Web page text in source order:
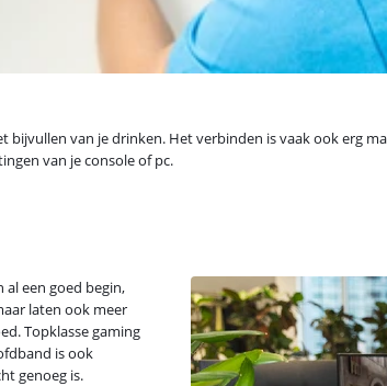
van je drinken. Het verbinden is vaak ook erg
van je console of pc.
al een goed begin,
laten ook meer
Topklasse gaming
is ook
genoeg is.